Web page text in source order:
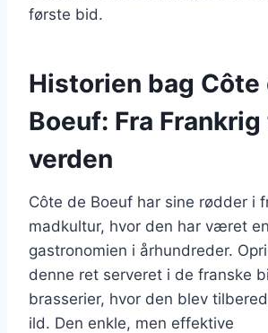
første bid.
Historien bag Côte
Boeuf: Fra
verden
Côte de Boeuf har sine rødder i
madkultur, hvor den har været
gastronomien i århundreder.
denne ret serveret i de franske
brasserier, hvor den blev
ild. Den enkle, men effektive